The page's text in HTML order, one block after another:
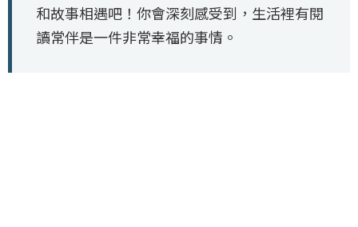
和故事相遇吧！你會深刻感受到，生活裡有閱
讀常伴是一件非常幸福的事情。